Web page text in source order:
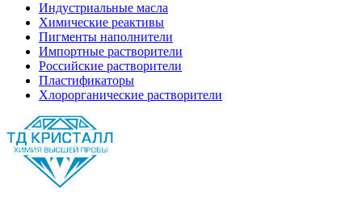
Индустриальные масла
Химические реактивы
Пигменты наполнители
Импортные растворители
Российские растворители
Пластификаторы
Хлорорганические растворители